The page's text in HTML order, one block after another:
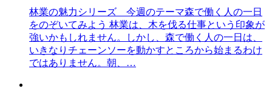
林業の魅力シリーズ 今週のテーマ森で働く人の一日
をのぞいてみよう 林業は、木を伐る仕事という印象が
強いかもしれません。しかし、森で働く人の一日は、
いきなりチェーンソーを動かすところから始まるわけ
ではありません。朝、…